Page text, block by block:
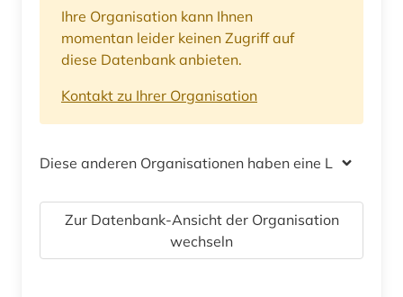
Ihre Organisation kann Ihnen
momentan leider keinen Zugriff auf
diese Datenbank anbieten.
Kontakt zu Ihrer Organisation
Diese anderen Organisationen haben eine Lizenz
Zur Datenbank-Ansicht der Organisation
wechseln